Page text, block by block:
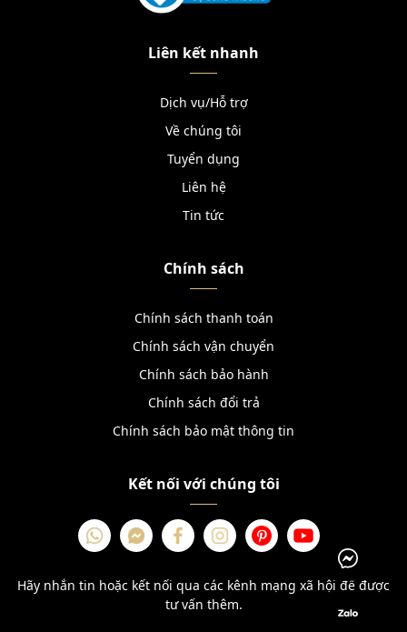
Liên kết nhanh
Dịch vụ/Hỗ trợ
Về chúng tôi
Tuyển dụng
Liên hệ
Tin tức
Chính sách
Chính sách thanh toán
Chính sách vận chuyển
Chính sách bảo hành
Chính sách đổi trả
Chính sách bảo mật thông tin
Kết nối với chúng tôi
Hãy nhắn tin hoặc kết nối qua các kênh mạng xã hội để được
tư vấn thêm.